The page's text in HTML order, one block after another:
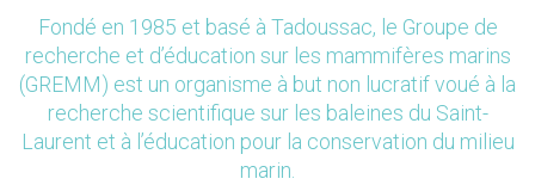
Fondé en 1985 et basé à Tadoussac, le Groupe de
recherche et d’éducation sur les mammifères marins
(GREMM) est un organisme à but non lucratif voué à la
recherche scientifique sur les baleines du Saint-
Laurent et à l’éducation pour la conservation du milieu
marin.